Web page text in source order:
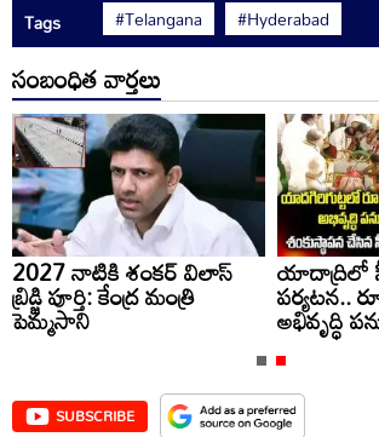
Tags #Telangana #Hyderabad
సంబంధిత వార్తలు
2027 నాటికి శంకర్ విలాస్
బ్రిడ్జి పూర్తి: కేంద్ర మంత్రి
పెమ్మసాని
యాదాద్రిలో
పర్యటన..
అభివృద్ధి
SUBSCRIBE